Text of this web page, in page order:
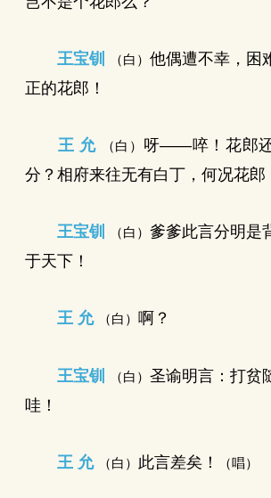
王宝钏 （白） 他偶遭不幸，困
正的花郎！
王 允 （白） 呀——啐！花郎
分？相府来往无有白丁，何况花郎
王宝钏 （白） 爹爹此言分明是
于天下！
王 允 （白） 啊？
王宝钏 （白） 圣谕明言：打贫
哇！
王 允 （白） 此言差矣！ （唱）